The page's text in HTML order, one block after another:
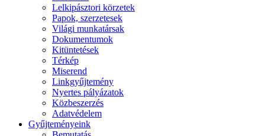
Lelkipásztori körzetek
Papok, szerzetesek
Világi munkatársak
Dokumentumok
Kitüntetések
Térkép
Miserend
Linkgyűjtemény
Nyertes pályázatok
Közbeszerzés
Adatvédelem
Gyűjteményeink